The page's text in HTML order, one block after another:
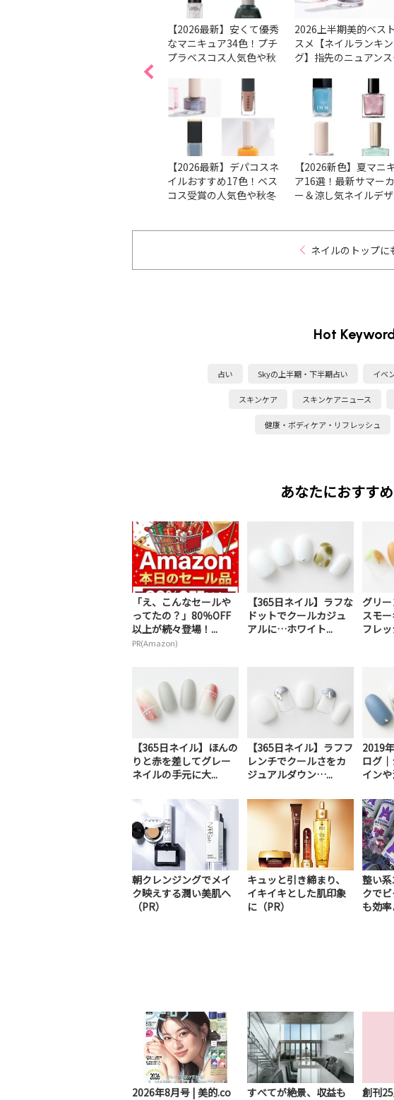
【2026最新】安くて優秀
なマニキュア34色！プチ
プラベスコス人気色や秋
【2026最新】デパコスネ
イルおすすめ17色！ベス
コス受賞の人気色や秋冬
2026上半期美的ベス
スメ【ネイルランキン
グ】指先のニュアン
本でかなう♡
【2026新色】夏マニ
ア16選！最新サマー
ー＆涼し気ネイルデ
ネイルのトップに
Hot
占い Skyの上半期・下半期占い イベ
スキンケア スキンケアニュース
健康・ボディケア・リフレッシュ
あなたにおすす
「え、こんなセールや
ってたの？」80％OFF
以上が続々登場！...
PR(Amazon)
【365日ネイル】ラフな
ドットでクールカジュ
アルに…ホワイト...
グリー
スモ
フレ
【365日ネイル】ほんの
りと赤を差してグレー
ネイルの手元に大...
【365日ネイル】ラフフ
レンチでクールさをカ
ジュアルダウン…...
2019
ログ
イン
朝クレンジングでメイ
ク映えする潤い美肌へ
（PR）
キュッと引き締まり、
イキイキとした肌印象
に（PR）
整い
クで
も効
2026年8月号 | 美的.co
すべてが絶景、収益も
創刊